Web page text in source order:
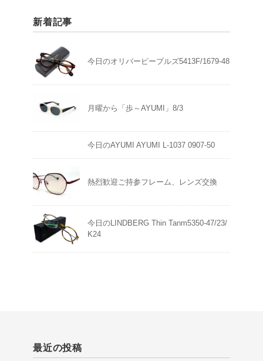
新着記事
今日のオリバーピープルズ5413F/1679-48
月曜から「歩～AYUMI」8/3
今日のAYUMI AYUMI L-1037 0907-50
熱烈歓迎ご持参フレーム、レンズ交換
今日のLINDBERG Thin Tanm5350-47/23/
K24
最近の投稿